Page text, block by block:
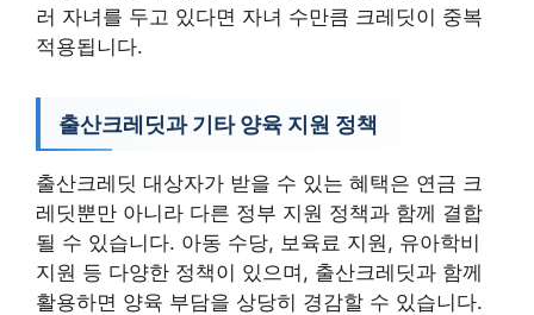
러 자녀를 두고 있다면 자녀 수만큼 크레딧이 중복
적용됩니다.
출산크레딧과 기타 양육 지원 정책
출산크레딧 대상자가 받을 수 있는 혜택은 연금 크
레딧뿐만 아니라 다른 정부 지원 정책과 함께 결합
될 수 있습니다. 아동 수당, 보육료 지원, 유아학비
지원 등 다양한 정책이 있으며, 출산크레딧과 함께
활용하면 양육 부담을 상당히 경감할 수 있습니다.